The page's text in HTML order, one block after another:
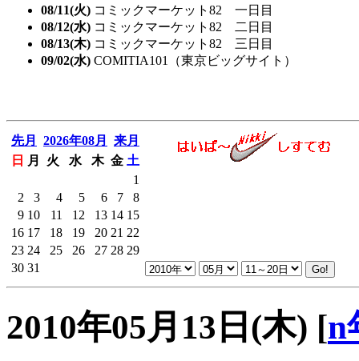
08/11(火) コミックマーケット82 一日目
08/12(水) コミックマーケット82 二日目
08/13(木) コミックマーケット82 三日目
09/02(水) COMITIA101（東京ビッグサイト）
先月 2026年08月
来月
日
月 火 水 木 金 土
1
2
3 4 5 6 7
8
9 10 11 12 13 14 15
16 17 18 19 20 21 22
23 24 25 26 27 28 29
30 31
2010年05月13日(木) [n